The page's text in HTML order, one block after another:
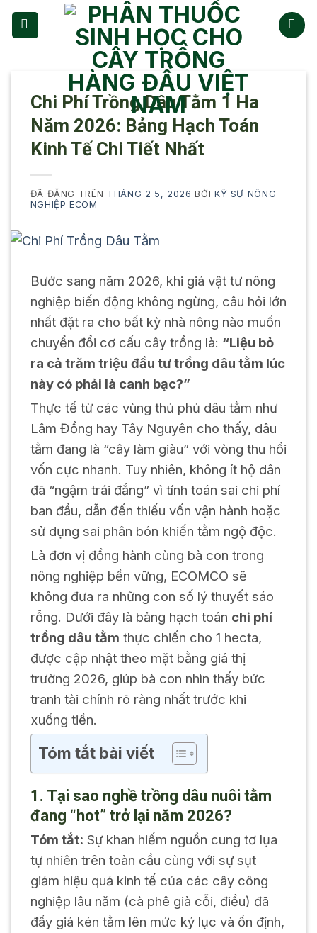
Chuyển
đến
Chi Phí Trồng Dâu Tằm 1 Ha
Năm 2026: Bảng Hạch Toán
Kinh Tế Chi Tiết Nhất
ĐÃ ĐĂNG TRÊN THÁNG 2 5, 2026 BỞI KỸ SƯ NÔNG
NGHIỆP ECOM
Bước sang năm 2026, khi giá vật tư nông
nghiệp biến động không ngừng, câu hỏi lớn
nhất đặt ra cho bất kỳ nhà nông nào muốn
chuyển đổi cơ cấu cây trồng là: “Liệu bỏ
ra cả trăm triệu đầu tư trồng dâu tằm lúc
này có phải là canh bạc?”
Thực tế từ các vùng thủ phủ dâu tằm như
Lâm Đồng hay Tây Nguyên cho thấy, dâu
tằm đang là “cây làm giàu” với vòng thu hồi
vốn cực nhanh. Tuy nhiên, không ít hộ dân
đã “ngậm trái đắng” vì tính toán sai chi phí
ban đầu, dẫn đến thiếu vốn vận hành hoặc
sử dụng sai phân bón khiến tằm ngộ độc.
Là đơn vị đồng hành cùng bà con trong
nông nghiệp bền vững, ECOMCO sẽ
không đưa ra những con số lý thuyết sáo
rỗng. Dưới đây là bảng hạch toán chi phí
trồng dâu tằm thực chiến cho 1 hecta,
được cập nhật theo mặt bằng giá thị
trường 2026, giúp bà con nhìn thấy bức
tranh tài chính rõ ràng nhất trước khi
xuống tiền.
Tóm tắt bài viết
1. Tại sao nghề trồng dâu nuôi tằm
đang “hot” trở lại năm 2026?
Tóm tắt: Sự khan hiếm nguồn cung tơ lụa
tự nhiên trên toàn cầu cùng với sự sụt
giảm hiệu quả kinh tế của các cây công
nghiệp lâu năm (cà phê già cỗi, điều) đã
đẩy giá kén tằm lên mức kỷ lục và ổn định,